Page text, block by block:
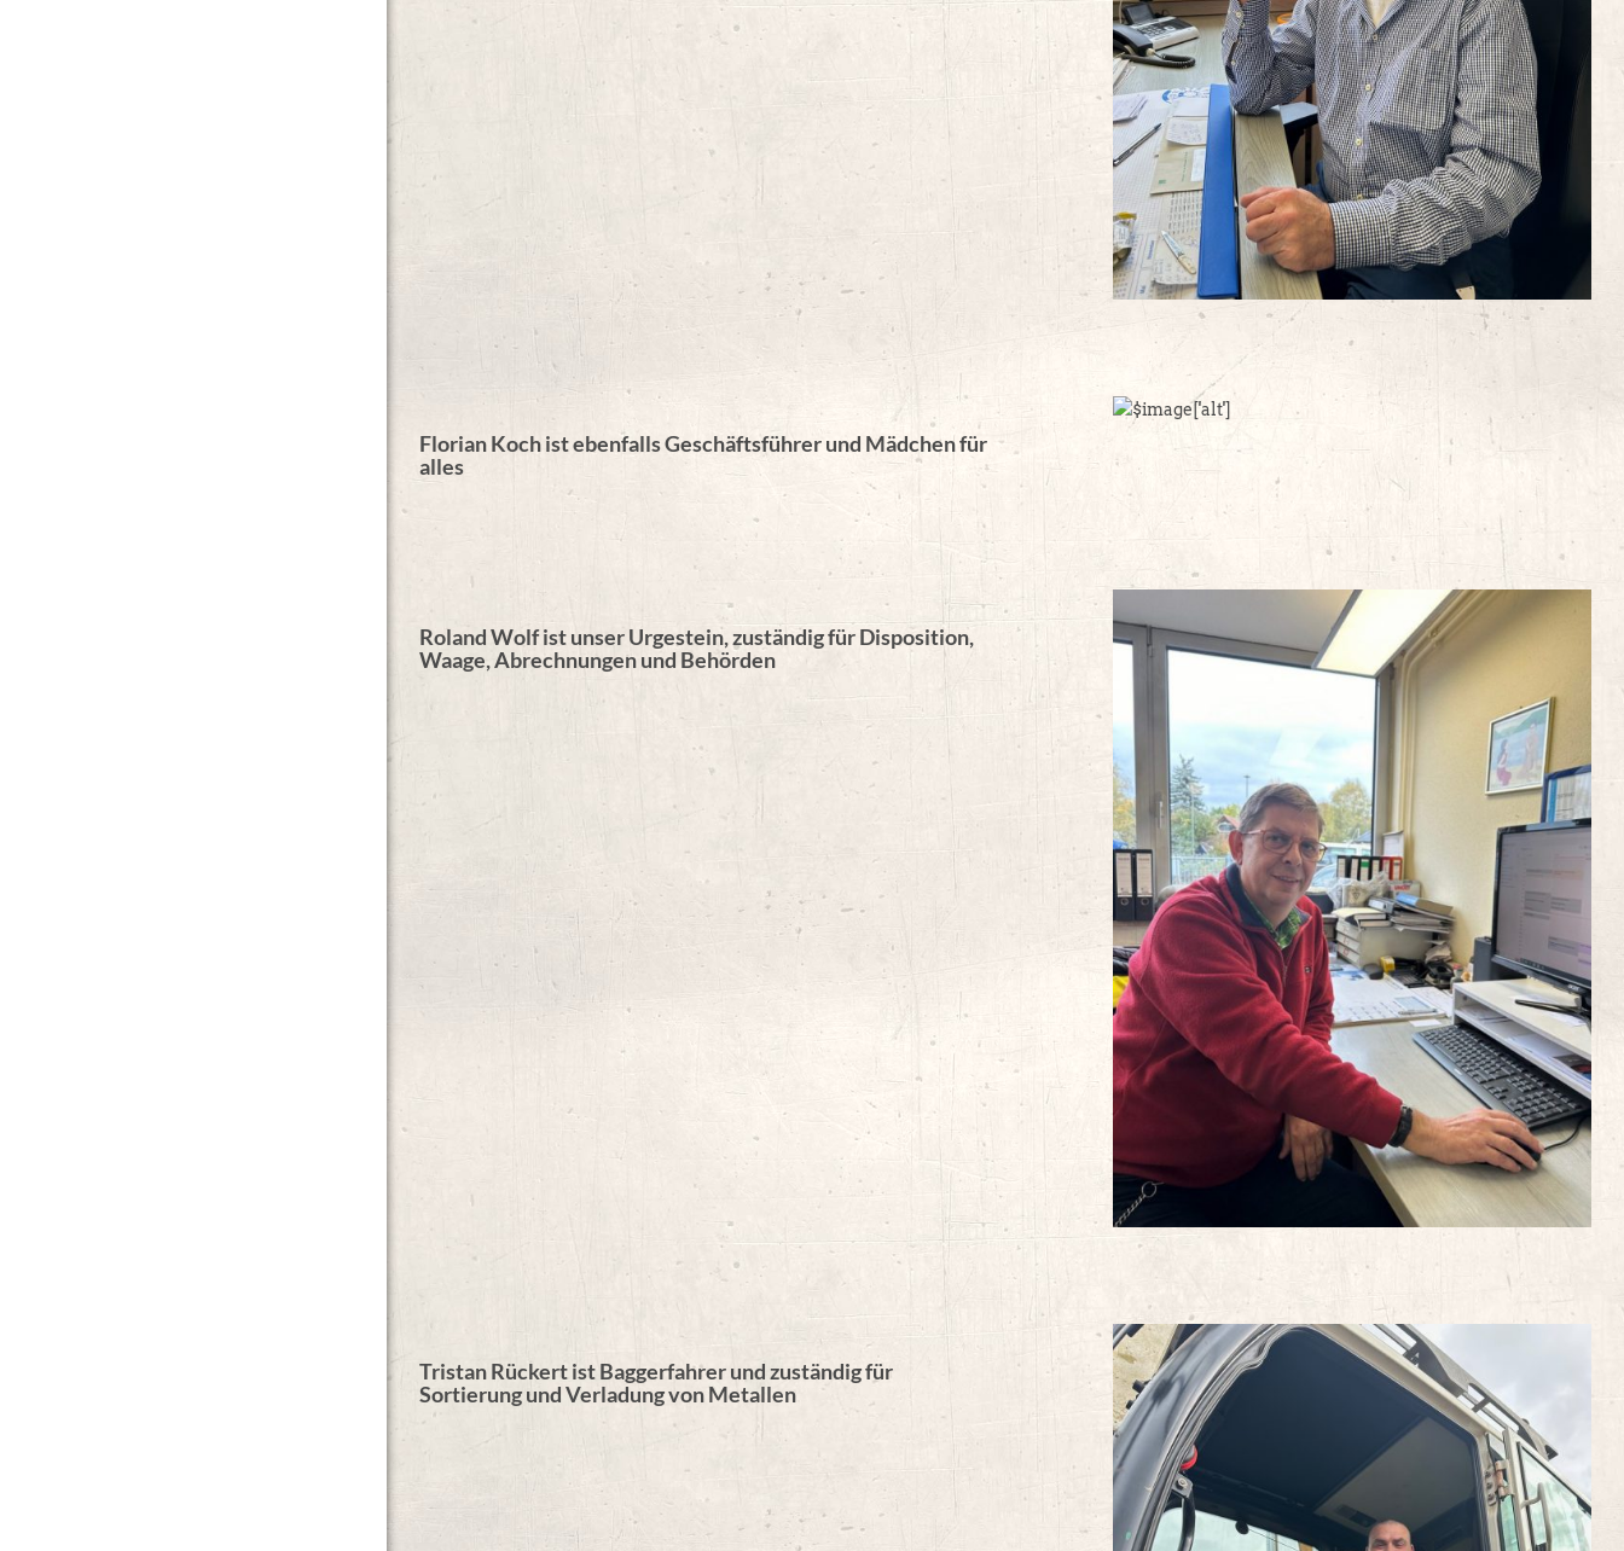
Florian Koch ist ebenfalls Geschäftsführer und Mädchen für
alles
Roland Wolf ist unser Urgestein, zuständig für Disposition,
Waage, Abrechnungen und Behörden
Tristan Rückert ist Baggerfahrer und zuständig für
Sortierung und Verladung von Metallen